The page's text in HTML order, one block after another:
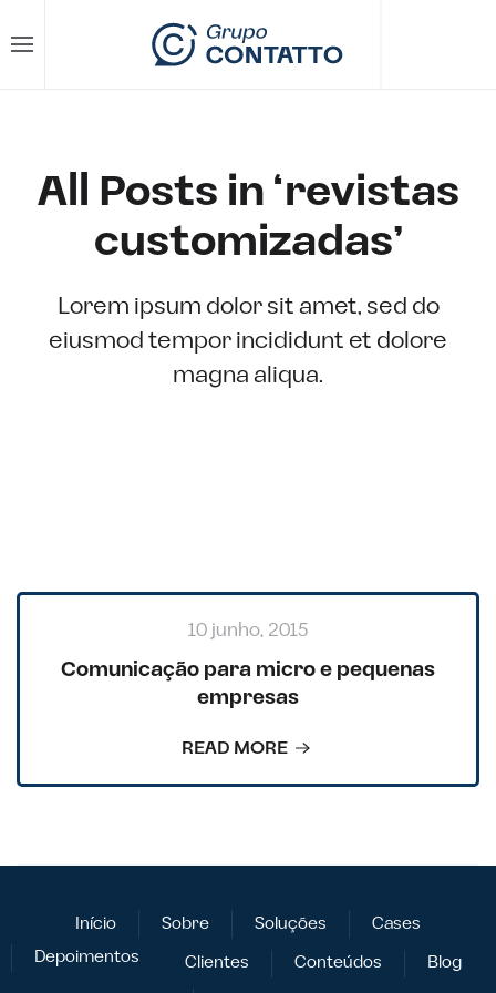
Skip to main content
All Posts in ‘revistas
customizadas’
Lorem ipsum dolor sit amet, sed do
eiusmod tempor incididunt et dolore
magna aliqua.
10 junho, 2015
Comunicação para micro e pequenas
empresas
READ MORE
Início Sobre Soluções
Cases
Depoimentos
Clientes Conteúdos
Blog